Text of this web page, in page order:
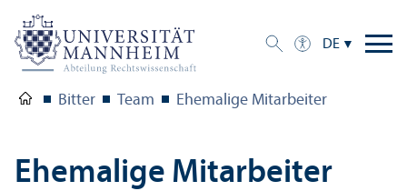
DE
Bitter Team Ehemalige Mitarbeiter
Ehemalige Mitarbeiter